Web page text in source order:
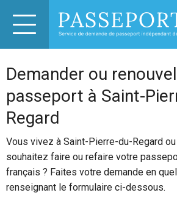
Demander ou
passeport à Saint-
Regard
Vous vivez à Saint-Pierre-du-Regard
souhaitez faire ou refaire votre
français ? Faites votre demande en
renseignant le formulaire ci-dessous.